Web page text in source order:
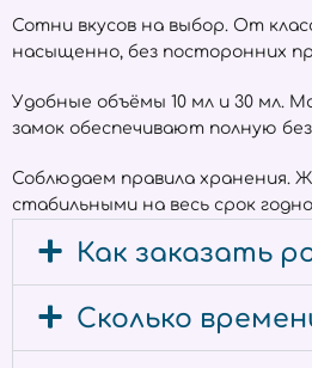
Сотни вкусов на выбор. От
насыщенно, без посторонних
Удобные объёмы 10 мл и 30 мл.
замок обеспечивают полную
Соблюдаем правила хранения.
стабильными на весь срок
Как заказать
Сколько